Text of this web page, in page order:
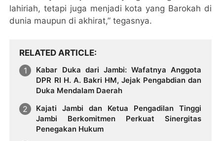
lahiriah, tetapi juga menjadi kota yang Barokah di
dunia maupun di akhirat,” tegasnya.
RELATED ARTICLE
Kabar Duka dari Jambi: Wafatnya Anggota
DPR RI H. A. Bakri HM, Jejak Pengabdian dan
Duka Mendalam Daerah
Kajati Jambi dan Ketua Pengadilan Tinggi
Jambi Berkomitmen Perkuat Sinergitas
Penegakan Hukum